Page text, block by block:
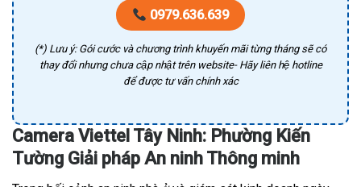
0979.636.639
(*) Lưu ý: Gói cước và chương trình khuyến mãi từng tháng sẽ có
thay đổi nhưng chưa cập nhật trên website- Hãy liên hệ hotline
để được tư vấn chính xác
Camera Viettel Tây Ninh: Phường Kiến
Tường Giải pháp An ninh Thông minh